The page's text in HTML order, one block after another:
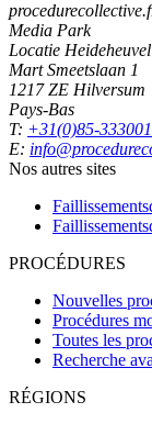
Media Park
Locatie
Mart Smeetslaan 1
1217 ZE Hilversum
Pays-Bas
T: +31(0)85-
E:
Nos autres sites
PROCÉDURES
Nouvelles
Procédures
Toutes les
Recherche
RÉGIONS